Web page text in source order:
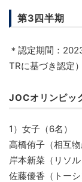
第3四半期
＊認定期間：
TRに基づき認定）
JOCオリンピッ
1）女子（6名）
高橋侑子（相互物
岸本新菜（リソ
佐藤優香（トー